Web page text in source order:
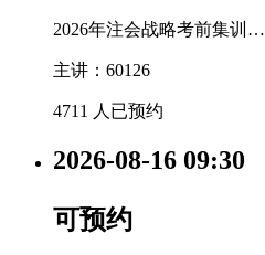
2026年注会战略考前集训…
主讲：60126
4711 人已预约
2026-08-16 09:30
可预约